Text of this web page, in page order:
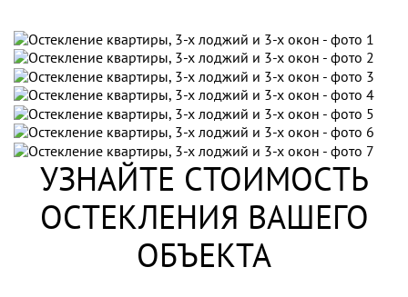
УЗНАЙТЕ СТОИМОСТЬ
ОСТЕКЛЕНИЯ ВАШЕГО
ОБЪЕКТА